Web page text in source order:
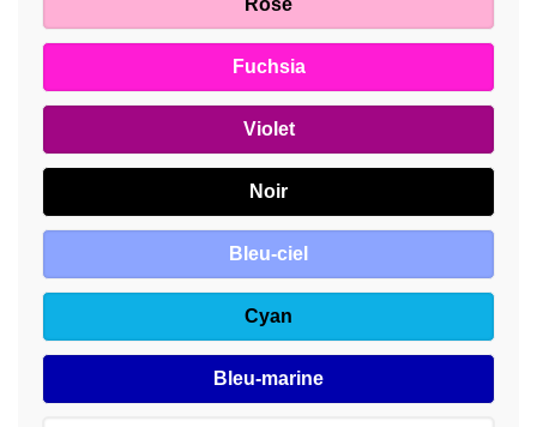
Fuchsia
Violet
Noir
Bleu-ciel
Cyan
Bleu-marine